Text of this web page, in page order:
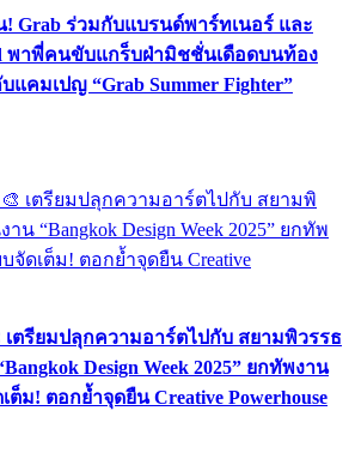
Grab ร่วมกับแบรนด์พาร์ทเนอร์ และ
พาพี่คนขับแกร็บฝ่ามิชชั่นเดือดบนท้อง
คมเปญ “Grab Summer Fighter”
ตรียมปลุกความอาร์ตไปกับ สยามพิวรรธ
Design Week 2025” ยกทัพงาน
ม! ตอกย้ำจุดยืน Creative Powerhouse